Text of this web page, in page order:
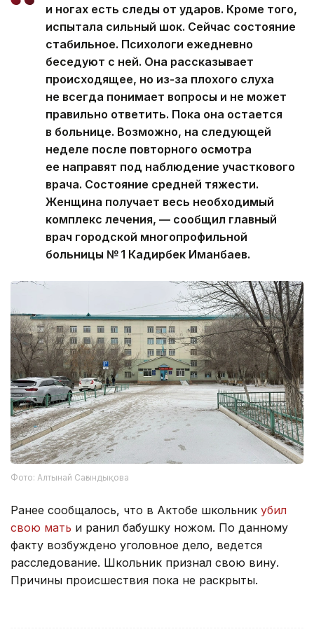
и ногах есть следы от ударов. Кроме того,
испытала сильный шок. Сейчас состояние
стабильное. Психологи ежедневно
беседуют с ней. Она рассказывает
происходящее, но из-за плохого слуха
не всегда понимает вопросы и не может
правильно ответить. Пока она остается
в больнице. Возможно, на следующей
неделе после повторного осмотра
ее направят под наблюдение участкового
врача. Состояние средней тяжести.
Женщина получает весь необходимый
комплекс лечения, — сообщил главный
врач городской многопрофильной
больницы № 1 Кадирбек Иманбаев.
Фото: Алтынай Сағындықова
Ранее сообщалось, что в Актобе школьник убил
свою мать и ранил бабушку ножом. По данному
факту возбуждено уголовное дело, ведется
расследование. Школьник признал свою вину.
Причины происшествия пока не раскрыты.